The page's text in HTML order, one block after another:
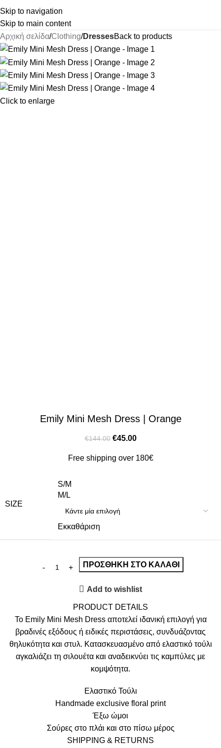
Skip to navigation
Skip to main content
Αρχική σελίδα Clothing DressesBack to products
Click to enlarge
Emily Mini Mesh Dress | Orange
€144.00 €45.00
Free shipping over 180€
SIZE
S/M
M/L
Εκκαθάριση
ΠΡΟΣΘΉΚΗ ΣΤΟ ΚΑΛΆΘΙ
Add to wishlist
PRODUCT DETAILS
Το Emily Mini Mesh Dress αποτελεί ιδανική επιλογή για
βραδινές εξόδους ή ειδικές περιστάσεις, συνδυάζοντας
θηλυκότητα και στυλ. Κατασκευασμένο από ελαστικό τούλι
αγκαλιάζει τη σιλουέτα και αναδεικνύει τις καμπύλες με
κομψότητα.
Ελαστικό Τούλι
Handmade exclusive floral print
Έξω ώμοι
Σούρες στο πλάι και στο πίσω μέρος
SHIPPING & RETURNS